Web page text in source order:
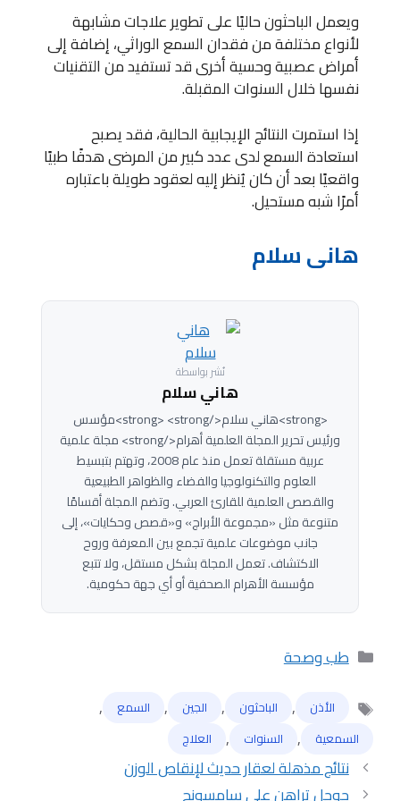
ويعمل الباحثون حاليًا على تطوير علاجات مشابهة
لأنواع مختلفة من فقدان السمع الوراثي، إضافة إلى
أمراض عصبية وحسية أخرى قد تستفيد من التقنيات
نفسها خلال السنوات المقبلة.
إذا استمرت النتائج الإيجابية الحالية، فقد يصبح
استعادة السمع لدى عدد كبير من المرضى هدفًا طبيًا
واقعيًا بعد أن كان يُنظر إليه لعقود طويلة باعتباره
أمرًا شبه مستحيل.
هانى سلام
نُشر بواسطة
هاني سلام
<strong>هاني سلام</strong> <strong>مؤسس
ورئيس تحرير المجلة العلمية أهرام</strong> مجلة علمية
عربية مستقلة تعمل منذ عام 2008، وتهتم بتبسيط
العلوم والتكنولوجيا والفضاء والظواهر الطبيعية
والقصص العلمية للقارئ العربي. وتضم المجلة أقسامًا
متنوعة مثل «مجموعة الأبراج» و«قصص وحكايات»، إلى
جانب موضوعات علمية تجمع بين المعرفة وروح
الاكتشاف. تعمل المجلة بشكل مستقل، ولا تتبع
مؤسسة الأهرام الصحفية أو أي جهة حكومية.
التصنيفات
طب وصحة
الوسوم
الأذن , الباحثون , الجين , السمع ,
السمعية , السنوات , العلاج
نتائج مذهلة لعقار حديث لإنقاص الوزن
جوجل تراهن على سامسونج